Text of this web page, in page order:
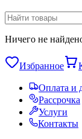
Ничего не
Избранное
Оплата и
Рассрочка
Услуги
Контакты